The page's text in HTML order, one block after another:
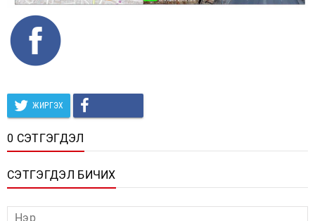
ЖИРГЭХ
0 СЭТГЭГДЭЛ
СЭТГЭГДЭЛ БИЧИХ